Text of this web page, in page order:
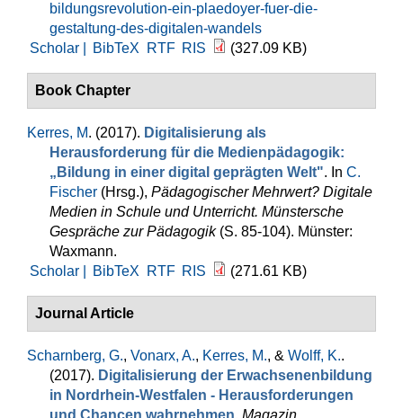
bildungsrevolution-ein-plaedoyer-fuer-die-
gestaltung-des-digitalen-wandels
Scholar |
BibTeX RTF RIS (327.09 KB)
Book Chapter
Kerres, M. (2017). Digitalisierung als
Herausforderung für die Medienpädagogik:
„Bildung in einer digital geprägten Welt". In C.
Fischer (Hrsg.), Pädagogischer Mehrwert? Digitale
Medien in Schule und Unterricht. Münstersche
Gespräche zur Pädagogik(S. 85-104). Münster:
Waxmann.
Scholar |
BibTeX RTF RIS (271.61 KB)
Journal Article
Scharnberg, G., Vonarx, A., Kerres, M., & Wolff, K..
(2017). Digitalisierung der Erwachsenenbildung
in Nordrhein-Westfalen - Herausforderungen
und Chancen wahrnehmen. Magazin